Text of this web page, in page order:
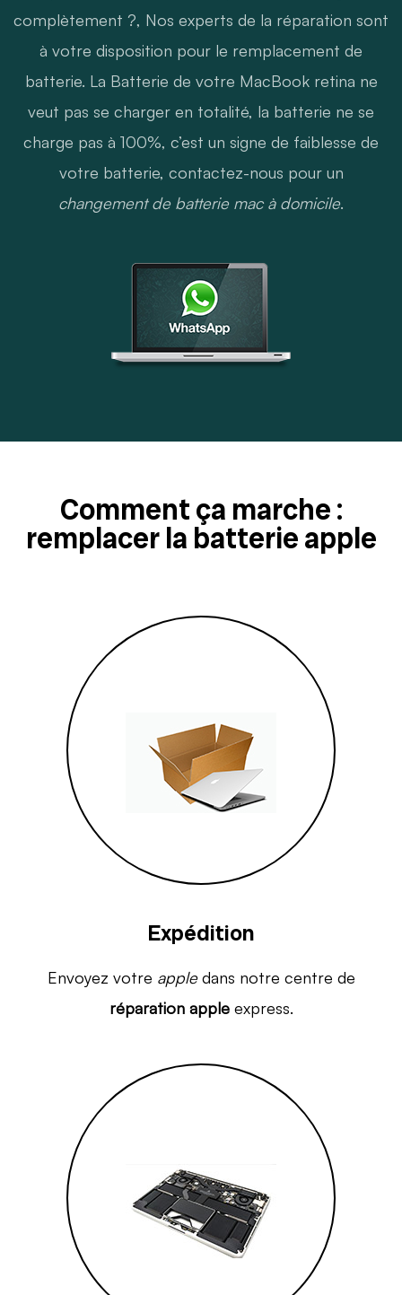
complètement ?, Nos experts de la réparation sont
à votre disposition pour le remplacement de
batterie. La Batterie de votre MacBook retina ne
veut pas se charger en totalité, la batterie ne se
charge pas à 100%, c’est un signe de faiblesse de
votre batterie, contactez-nous pour un
changement de batterie mac à domicile.
Comment ça marche :
remplacer la batterie apple
Expédition
Envoyez votre appledans notre centre de
réparation appleexpress.